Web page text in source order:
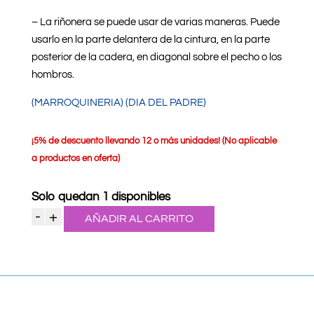
– La riñonera se puede usar de varias maneras. Puede
usarlo en la parte delantera de la cintura, en la parte
posterior de la cadera, en diagonal sobre el pecho o los
hombros.
(MARROQUINERIA) (DIA DEL PADRE)
¡5% de descuento llevando 12 o más unidades! (No aplicable
a productos en oferta)
Solo quedan 1 disponibles
-
Riñonera
cantidad
+ AÑADIR AL CARRITO